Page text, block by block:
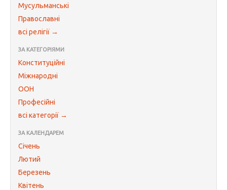
Мусульманські
Православні
всі релігії →
ЗА КАТЕГОРІЯМИ
Конституційні
Міжнародні
ООН
Професійні
всі категорії →
ЗА КАЛЕНДАРЕМ
Січень
Лютий
Березень
Квітень